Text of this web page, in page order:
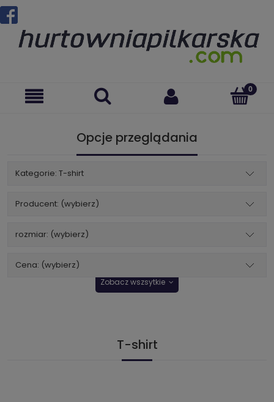
Opcje przeglądania
Kategorie: T-shirt
Producent: (wybierz)
rozmiar: (wybierz)
Cena: (wybierz)
Zobacz wszsytkie
T-shirt